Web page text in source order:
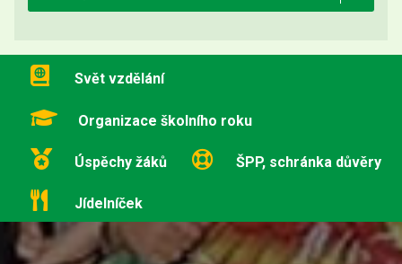
Svět vzdělání
Organizace školního roku
Úspěchy žáků ŠPP, schránka důvěry
Jídelníček